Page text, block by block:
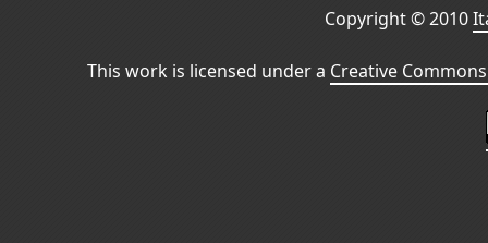
Copyright © 2010
This work is licensed under a Creative